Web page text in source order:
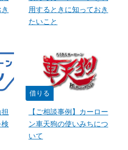
用するときに知っておき
たいこと
借りる
【ご相談事例】カーロー
ン車天狗の使いみちにつ
いて